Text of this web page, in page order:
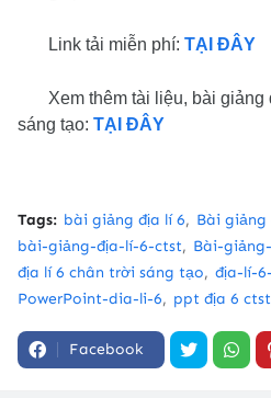
Link tải miễn phí: TẠI ĐÂY
Xem thêm tài liệu, bài
sáng tạo: TẠI ĐÂY
Tags: bài giảng địa lí 6
Bài giảng
bài-giảng-địa-lí-6-ctst
Bài-
địa lí 6 chân trời sáng tạo
địa-lí-
PowerPoint-dia-li-6
ppt địa 6 ctst
Facebook